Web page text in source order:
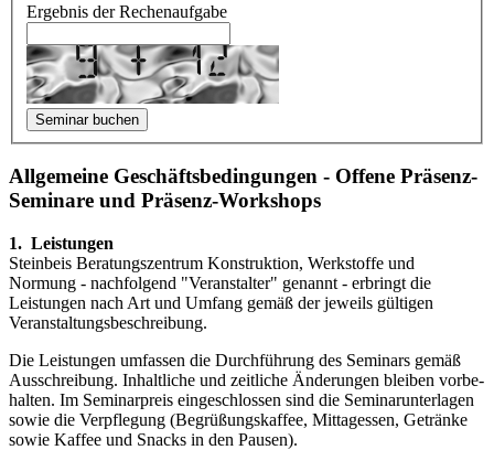
Ergebnis der Rechenaufgabe
Allgemeine Geschäftsbedingungen - Offene Präsenz-
Seminare und Präsenz-Workshops
1. Leistungen
Steinbeis Beratungszentrum Konstruktion, Werkstoffe und
Normung - nachfol­gend "Veranstalter" genannt - erbringt die
Leistungen nach Art und Umfang gemäß der jeweils gültigen
Veranstaltungsbeschreibung.
Die Leistungen umfassen die Durchführung des Seminars gemäß
Aus­schrei­bung. Inhaltliche und zeitliche Änderungen bleiben vorbe­
halten. Im Seminar­preis eingeschlossen sind die Seminarunterlagen
sowie die Verpfle­gung (Begrüßungskaffee, Mittag­essen, Getränke
sowie Kaffee und Snacks in den Pausen).